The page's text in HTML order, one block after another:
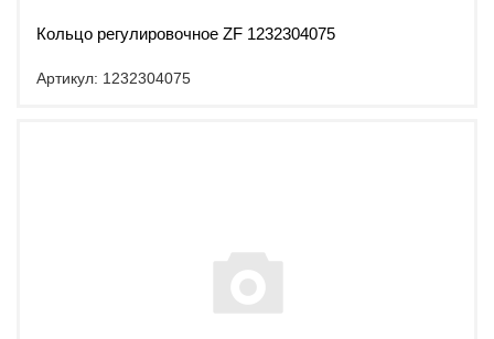
Кольцо регулировочное ZF 1232304075
Артикул: 1232304075